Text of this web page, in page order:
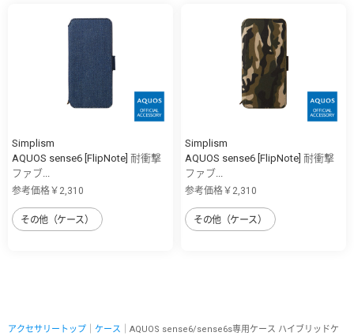
Simplism
AQUOS sense6 [FlipNote] 耐衝撃
ファブ...
参考価格￥2,310
その他（ケース）
Simplism
AQUOS sense6 [FlipNote] 耐衝撃
ファブ...
参考価格￥2,310
その他（ケース）
アクセサリートップ ケース ｜AQUOS sense6/sense6s専用ケース ハイブリッドケ